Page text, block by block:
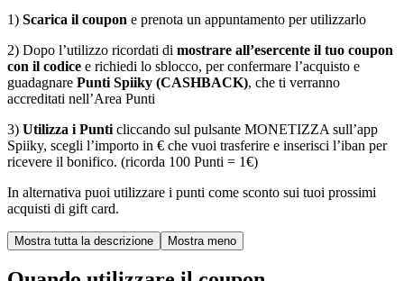
1) Scarica il coupon e prenota un appuntamento per utilizzarlo
2) Dopo l’utilizzo ricordati di mostrare all’esercente il tuo coupon
con il codice e richiedi lo sblocco, per confermare l’acquisto e
guadagnare Punti Spiiky (CASHBACK), che ti verranno
accreditati nell’Area Punti
3) Utilizza i Punti cliccando sul pulsante MONETIZZA sull’app
Spiiky, scegli l’importo in € che vuoi trasferire e inserisci l’iban per
ricevere il bonifico. (ricorda 100 Punti = 1€)
In alternativa puoi utilizzare i punti come sconto sui tuoi prossimi
acquisti di gift card.